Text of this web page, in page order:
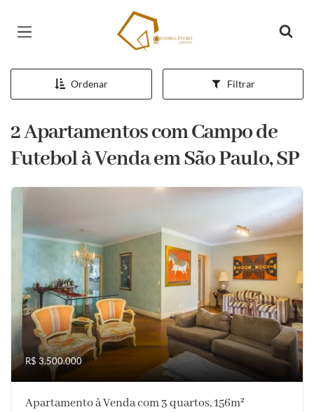
Página inicial
Ordenar Filtrar
2 Apartamentos com Campo de
Futebol à Venda em São Paulo, SP
R$ 3.500.000
Apartamento à Venda com 3 quartos, 156m²